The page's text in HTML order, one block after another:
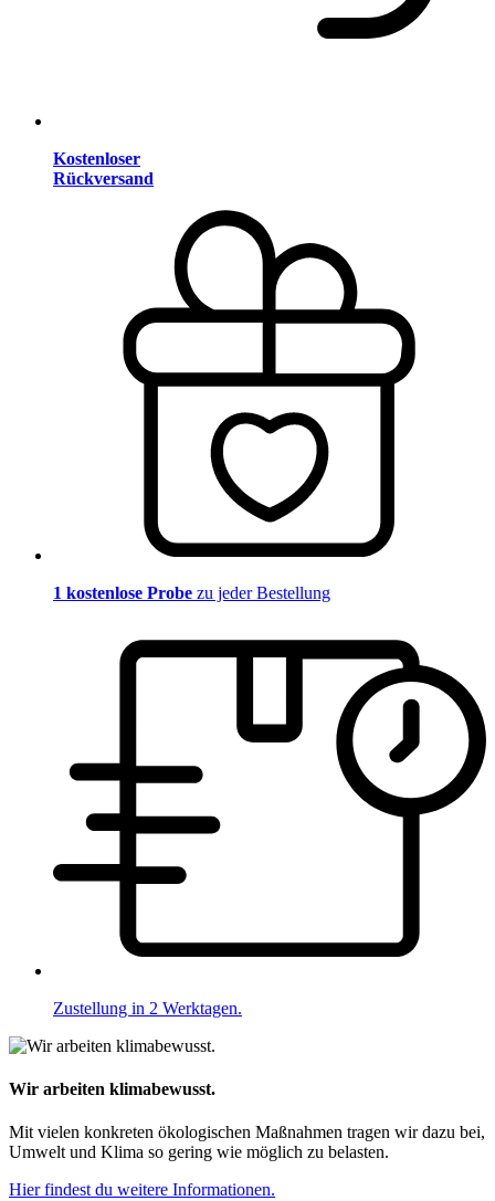
Kostenloser
Rückversand
1 kostenlose Probe zu jeder Bestellung
Zustellung in 2 Werktagen.
Wir arbeiten klimabewusst.
Mit vielen konkreten ökologischen Maßnahmen tragen wir dazu bei,
Umwelt und Klima so gering wie möglich zu belasten.
Hier findest du weitere Informationen.